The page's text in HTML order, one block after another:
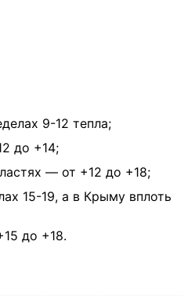
9-12 тепла;
до +14;
— от +12 до +18;
15-19, а в Крыму вплоть
до +18.